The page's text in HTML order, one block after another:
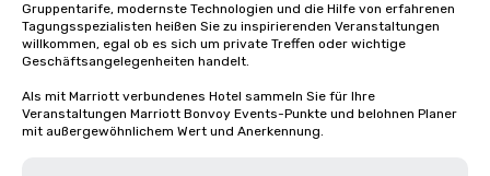
Gruppentarife, modernste Technologien und die Hilfe von erfahrenen
Tagungsspezialisten heißen Sie zu inspirierenden Veranstaltungen
willkommen, egal ob es sich um private Treffen oder wichtige
Geschäftsangelegenheiten handelt.
Als mit Marriott verbundenes Hotel sammeln Sie für Ihre
Veranstaltungen Marriott Bonvoy Events-Punkte und belohnen Planer
mit außergewöhnlichem Wert und Anerkennung.